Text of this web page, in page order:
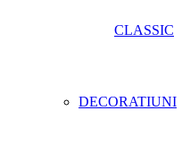
CLASSIC
DECORATIUNI